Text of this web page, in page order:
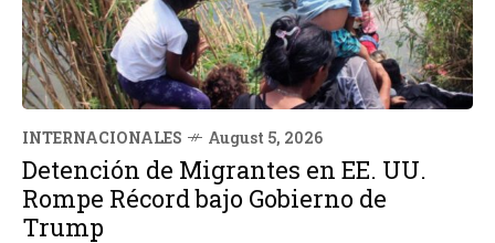
INTERNACIONALES August 5, 2026
Detención de Migrantes en EE. UU.
Rompe Récord bajo Gobierno de
Trump